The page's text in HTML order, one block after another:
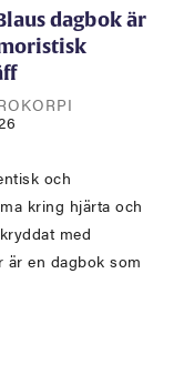
dagbok är
och
kring hjärta och
med
är en dagbok som